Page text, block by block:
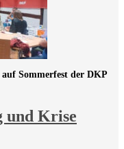
und Krise
Sommerfest der DKP